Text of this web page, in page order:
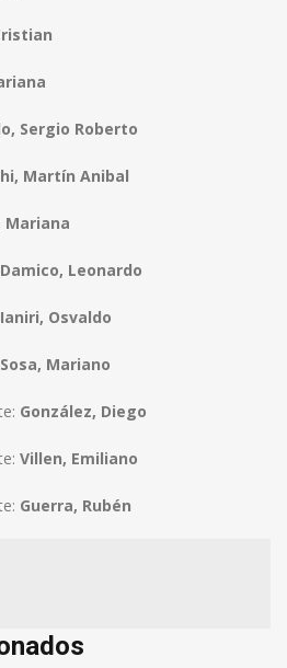
Sergio Roberto
Martín Anibal
Mariana
Damico, Leonardo
Ianiri, Osvaldo
Sosa, Mariano
González, Diego
Villen, Emiliano
Guerra, Rubén